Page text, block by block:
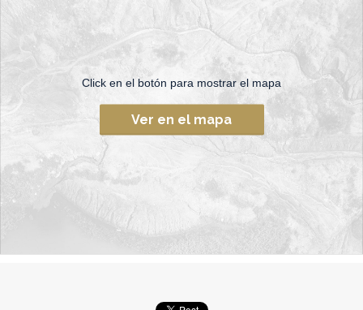
Click en el botón para mostrar el mapa
Ver en el mapa